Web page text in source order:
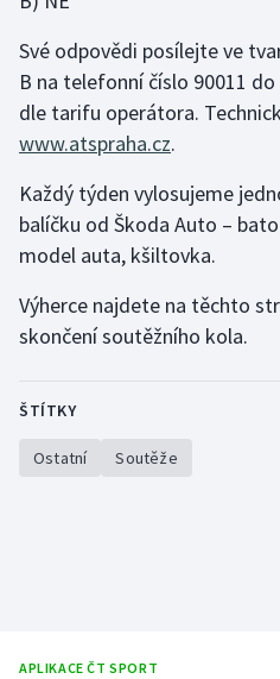
Futsal
Golf
Gymnastika
Házená
Jezdectví
Motorsport
Své odpovědi posílejte ve
B na telefonní číslo 90011 do
dle tarifu operátora.
www.atspraha.cz.
Každý týden vylosujeme
balíčku od Škoda Auto –
model auta, kšiltovka.
Výherce najdete na těchto
skončení soutěžního kola.
ŠTÍTKY
Ostatní Soutěže
APLIKACE ČT SPORT